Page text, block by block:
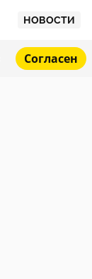
НОВОСТИ
Согласен